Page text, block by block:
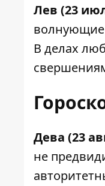
Лев (23
волнующие
В делах
Дева (23
не